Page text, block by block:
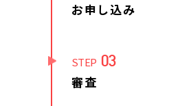
お申し込み
STEP 03
審査